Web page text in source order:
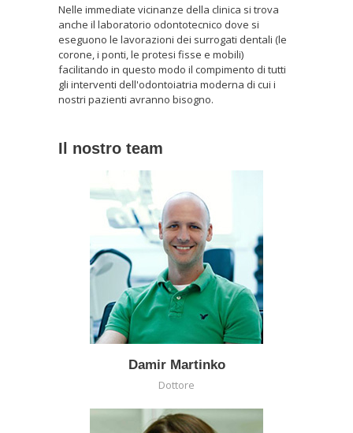
Nelle immediate vicinanze della clinica si trova
anche il laboratorio odontotecnico dove si
eseguono le lavorazioni dei surrogati dentali (le
corone, i ponti, le protesi fisse e mobili)
facilitando in questo modo il compimento di tutti
gli interventi dell'odontoiatria moderna di cui i
nostri pazienti avranno bisogno.
Il nostro team
Damir Martinko
Dottore